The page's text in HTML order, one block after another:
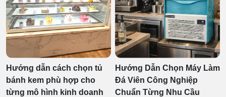
Hướng dẫn cách chọn tủ
bánh kem phù hợp cho
từng mô hình kinh doanh
Hướng Dẫn Chọn Máy Làm
Đá Viên Công Nghiệp
Chuẩn Từng Nhu Cầu